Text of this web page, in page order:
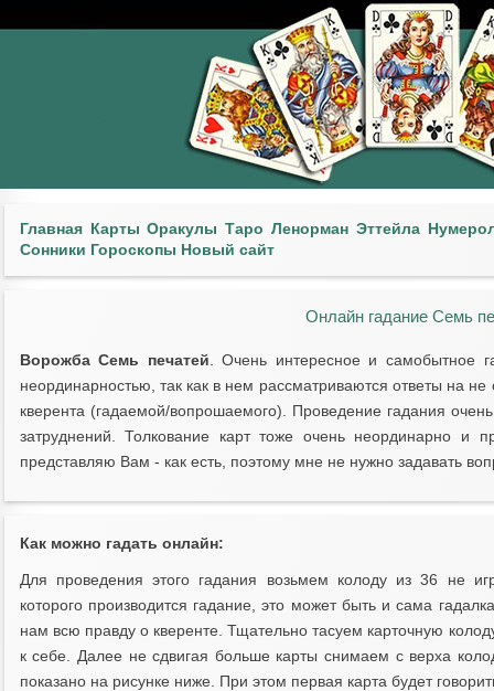
Главная Карты Оракулы Таро Ленорман Эттейла
Сонники Гороскопы Новый сайт
Онлайн гадание Семь
Ворожба Семь печатей . Очень интересное и самобытное
неординарностью, так как в нем рассматриваются ответы на
кверента (гадаемой/вопрошаемого). Проведение гадания
затруднений. Толкование карт тоже очень неординарно и
представляю Вам - как есть, поэтому мне не нужно задавать
Как можно гадать онлайн:
Для проведения этого гадания возьмем колоду из 36 не
которого производится гадание, это может быть и сама
нам всю правду о кверенте. Тщательно тасуем карточную
к себе. Далее не сдвигая больше карты снимаем с верха
показано на рисунке ниже. При этом первая карта будет